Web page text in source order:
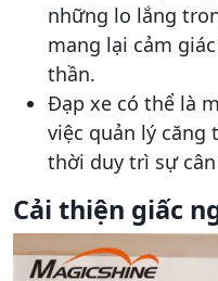
những lo lắng
mang lại cảm
thần.
Đạp xe có thể là
việc quản lý căng
thời duy trì sự
Cải thiện giấc